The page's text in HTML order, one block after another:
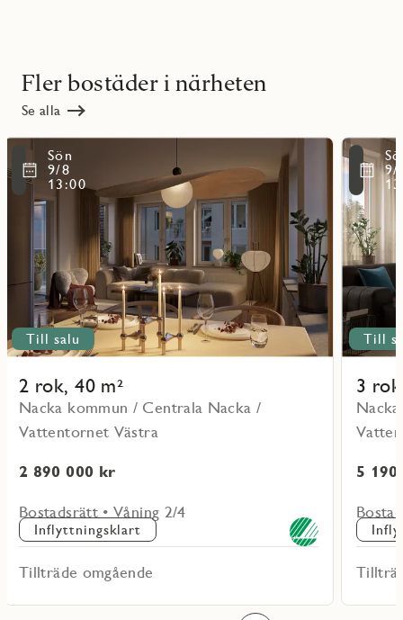
Fler bostäder i närheten
Se alla
Till salu
2 rok, 40 m²
Nacka kommun / Centrala Nacka /
Vattentornet Västra
2 890 000 kr
Bostadsrätt • Våning 2/4
Inflyttningsklart
Tillträde omgående
Sön
9/8
13:00
mer
om
objekt
101204
Till
3
5
9/
Läs
mer
objekt
51303